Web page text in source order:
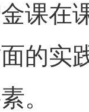
课在
的实
。